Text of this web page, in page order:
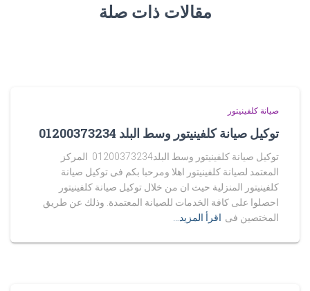
مقالات ذات صلة
صيانة كلفينيتور
توكيل صيانة كلفينيتور وسط البلد 01200373234
توكيل صيانة كلفينيتور وسط البلد01200373234 المركز
المعتمد لصيانة كلفينيتور اهلا ومرحبا بكم فى توكيل صيانة
كلفينيتور المنزلية حيث ان من خلال توكيل صيانة كلفينيتور
احصلوا على كافة الخدمات للصيانة المعتمدة. وذلك عن طريق
المختصين فى اقرأ المزيد…